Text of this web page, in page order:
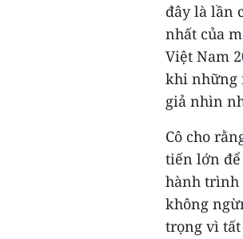
đây là lần
nhất của
Việt Nam
khi những
giả nhìn
Cô cho
tiến lớn
hành trình
không
trọng vì